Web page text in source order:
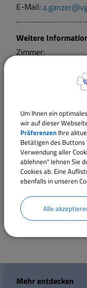
E-Mail:
Weitere
Zimmer:
Mitarbeiter
Sachgebiet 10 /
Mittelschule;
W
Mehr entdecken
Um Ihnen ein
wir auf dieser
Präferenzen Ihre
Betätigen des
Verwendung aller
ablehnen" lehnen Sie
Cookies ab. Eine
ebenfalls in unseren
Alle